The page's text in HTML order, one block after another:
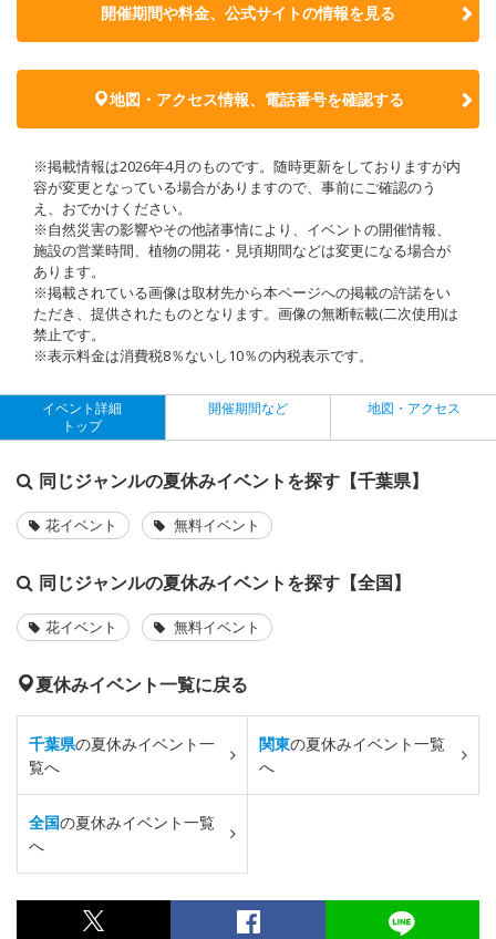
開催期間や料金、公式サイトの情報を見る
地図・アクセス情報、電話番号を確認する
※掲載情報は2026年4月のものです。随時更新をしておりますが内
容が変更となっている場合がありますので、事前にご確認のう
え、おでかけください。
※自然災害の影響やその他諸事情により、イベントの開催情報、
施設の営業時間、植物の開花・見頃期間などは変更になる場合が
あります。
※掲載されている画像は取材先から本ページへの掲載の許諾をい
ただき、提供されたものとなります。画像の無断転載(二次使用)は
禁止です。
※表示料金は消費税8％ないし10％の内税表示です。
イベント詳細
トップ
開催期間など 地図・アクセス
同じジャンルの夏休みイベントを探す【千葉県】
花イベント 無料イベント
同じジャンルの夏休みイベントを探す【全国】
花イベント 無料イベント
夏休みイベント一覧に戻る
千葉県の夏休みイベント一
覧へ
関東の夏休みイベント一覧
へ
全国の夏休みイベント一覧
へ